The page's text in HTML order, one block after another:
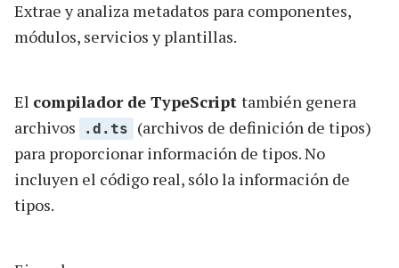
Extrae y analiza metadatos para componentes,
módulos, servicios y plantillas.
El compilador de TypeScript también genera
archivos
.d.ts
(archivos de definición de tipos)
para proporcionar información de tipos. No
incluyen el código real, sólo la información de
tipos.